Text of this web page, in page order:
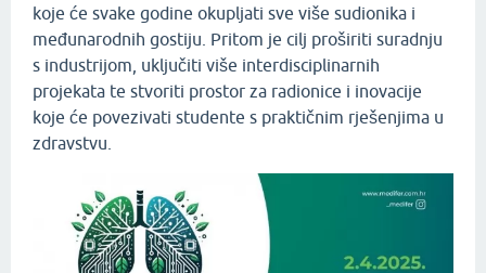
koje će svake godine okupljati sve više sudionika i
međunarodnih gostiju. Pritom je cilj proširiti suradnju
s industrijom, uključiti više interdisciplinarnih
projekata te stvoriti prostor za radionice i inovacije
koje će povezivati studente s praktičnim rješenjima u
zdravstvu.